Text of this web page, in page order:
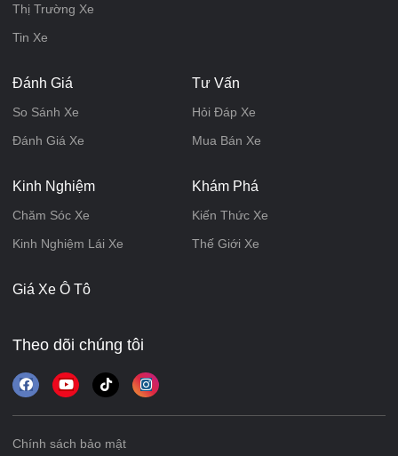
Thị Trường Xe
Tin Xe
Đánh Giá
So Sánh Xe
Đánh Giá Xe
Tư Vấn
Hỏi Đáp Xe
Mua Bán Xe
Kinh Nghiệm
Chăm Sóc Xe
Kinh Nghiệm Lái Xe
Khám Phá
Kiến Thức Xe
Thế Giới Xe
Giá Xe Ô Tô
Theo dõi chúng tôi
Chính sách bảo mật